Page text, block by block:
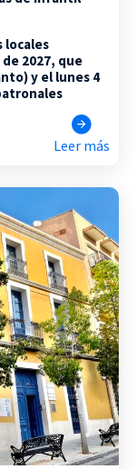
locales
2027, que
y el lunes 4
Leer más